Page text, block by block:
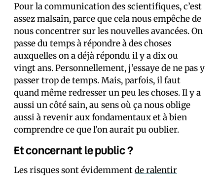
Pour la communication des scientifiques, c’est
assez malsain, parce que cela nous empêche de
nous concentrer sur les nouvelles avancées. On
passe du temps à répondre à des choses
auxquelles on a déjà répondu il y a dix ou
vingt ans. Personnellement, j’essaye de ne pas y
passer trop de temps. Mais, parfois, il faut
quand même redresser un peu les choses. Il y a
aussi un côté sain, au sens où ça nous oblige
aussi à revenir aux fondamentaux et à bien
comprendre ce que l’on aurait pu oublier.
Et concernant le public ?
Les risques sont évidemmentde ralentir